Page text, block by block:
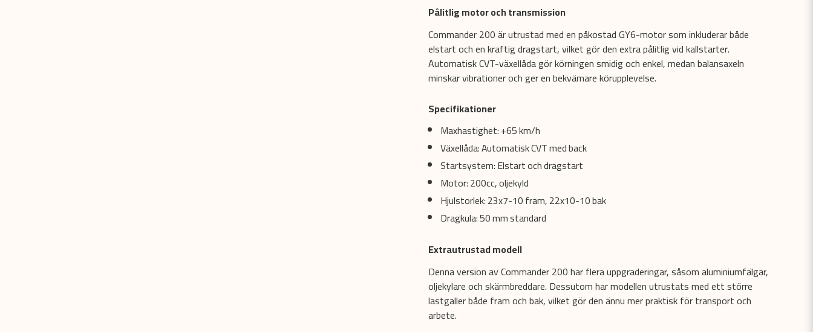
Pålitlig motor och transmission
Commander 200 är utrustad med en påkostad GY6-motor som inkluderar både
elstart och en kraftig dragstart, vilket gör den extra pålitlig vid kallstarter.
Automatisk CVT-växellåda gör körningen smidig och enkel, medan balansaxeln
minskar vibrationer och ger en bekvämare körupplevelse.
Specifikationer
Maxhastighet: +65 km/h
Växellåda: Automatisk CVT med back
Startsystem: Elstart och dragstart
Motor: 200cc, oljekyld
Hjulstorlek: 23x7-10 fram, 22x10-10 bak
Dragkula: 50 mm standard
Extrautrustad modell
Denna version av Commander 200 har flera uppgraderingar, såsom aluminiumfälgar,
oljekylare och skärmbreddare. Dessutom har modellen utrustats med ett större
lastgaller både fram och bak, vilket gör den ännu mer praktisk för transport och
arbete.